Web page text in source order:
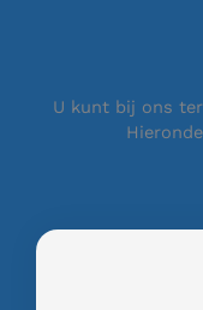
U kunt bij ons